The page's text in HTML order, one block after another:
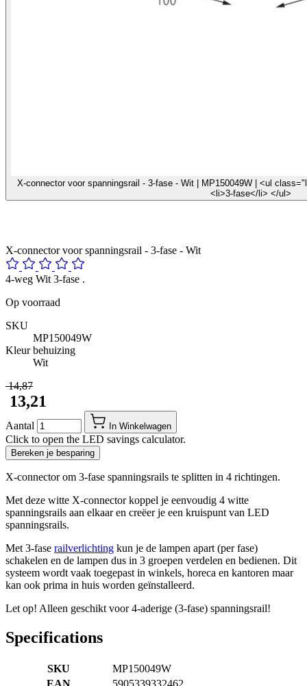
X-connector voor spanningsrail - 3-fase - Wit | MP150049W | <ul
<li>3-fase</li> </ul>
X-connector voor spanningsrail - 3-fase - Wit
4-weg Wit 3-fase .
Op voorraad
SKU
MP150049W
Kleur behuizing
Wit
​ 14,87
​ 13,21
Aantal In Winkelwagen
Click to open the LED savings calculator.
Bereken je besparing
X-connector om 3-fase spanningsrails te splitten in 4 richtingen.
Met deze witte X-connector koppel je eenvoudig 4 witte
spanningsrails aan elkaar en creëer je een kruispunt van LED
spanningsrails.
Met 3-fase railverlichting kun je de lampen apart (per fase)
schakelen en de lampen dus in 3 groepen verdelen en bedienen. Dit
systeem wordt vaak toegepast in winkels, horeca en kantoren maar
kan ook prima in huis worden geïnstalleerd.
Let op! Alleen geschikt voor 4-aderige (3-fase) spanningsrail!
Specifications
SKU
MP150049W
EAN
5905339332462